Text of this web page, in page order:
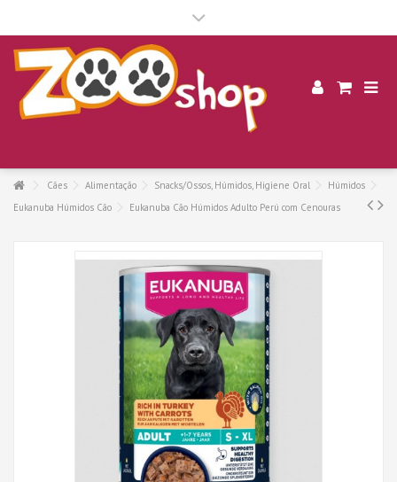
Cães Alimentação Snacks/Ossos, Húmidos, Higiene Oral
Húmidos
Eukanuba Húmidos Cão
Eukanuba Cão Húmidos Adulto Perú com Cenouras